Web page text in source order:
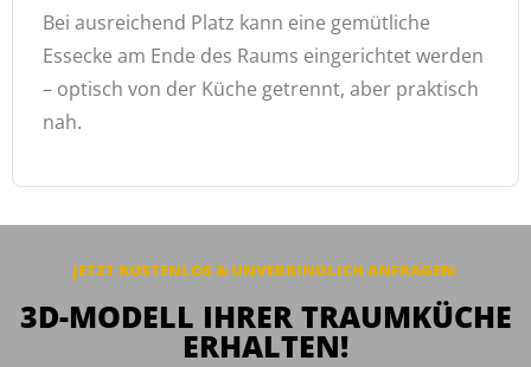
Bei ausreichend Platz kann eine gemütliche
Essecke am Ende des Raums eingerichtet werden
– optisch von der Küche getrennt, aber praktisch
nah.
JETZT KOSTENLOS & UNVERBINDLICH ANFRAGEN:
3D-MODELL IHRER TRAUMKÜCHE
ERHALTEN!